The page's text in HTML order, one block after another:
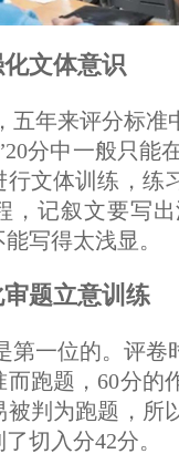
文体意识
五年来评分标
分中一般只
行文体训练，练
，记叙文要写
写得太浅显。
题立意训练
第一位的。评
跑题，60分的
被判为跑题，所
切入分42分。